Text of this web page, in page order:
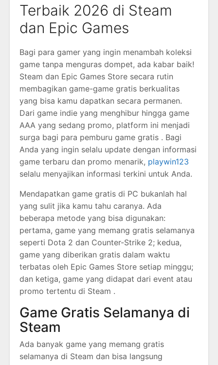
Terbaik 2026 di Steam
dan Epic Games
Bagi para gamer yang ingin menambah koleksi
game tanpa menguras dompet, ada kabar baik!
Steam dan Epic Games Store secara rutin
membagikan game-game gratis berkualitas
yang bisa kamu dapatkan secara permanen.
Dari game indie yang menghibur hingga game
AAA yang sedang promo, platform ini menjadi
surga bagi para pemburu game gratis . Bagi
Anda yang ingin selalu update dengan informasi
game terbaru dan promo menarik, playwin123
selalu menyajikan informasi terkini untuk Anda.
Mendapatkan game gratis di PC bukanlah hal
yang sulit jika kamu tahu caranya. Ada
beberapa metode yang bisa digunakan:
pertama, game yang memang gratis selamanya
seperti Dota 2 dan Counter-Strike 2; kedua,
game yang diberikan gratis dalam waktu
terbatas oleh Epic Games Store setiap minggu;
dan ketiga, game yang didapat dari event atau
promo tertentu di Steam .
Game Gratis Selamanya di
Steam
Ada banyak game yang memang gratis
selamanya di Steam dan bisa langsung